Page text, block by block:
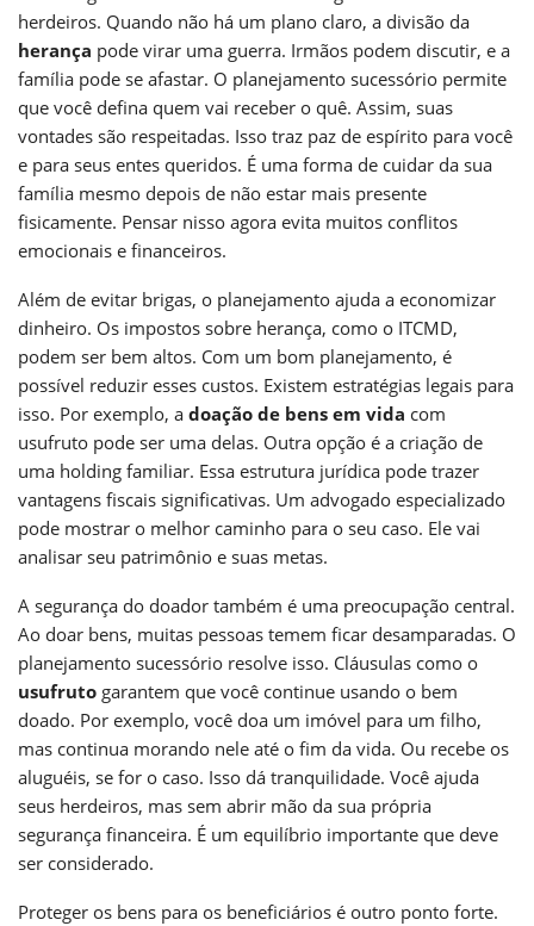
herdeiros. Quando não há um plano claro, a divisão da
herança pode virar uma guerra. Irmãos podem discutir, e a
família pode se afastar. O planejamento sucessório permite
que você defina quem vai receber o quê. Assim, suas
vontades são respeitadas. Isso traz paz de espírito para você
e para seus entes queridos. É uma forma de cuidar da sua
família mesmo depois de não estar mais presente
fisicamente. Pensar nisso agora evita muitos conflitos
emocionais e financeiros.
Além de evitar brigas, o planejamento ajuda a economizar
dinheiro. Os impostos sobre herança, como o ITCMD,
podem ser bem altos. Com um bom planejamento, é
possível reduzir esses custos. Existem estratégias legais para
isso. Por exemplo, a doação de bens em vida com
usufruto pode ser uma delas. Outra opção é a criação de
uma holding familiar. Essa estrutura jurídica pode trazer
vantagens fiscais significativas. Um advogado especializado
pode mostrar o melhor caminho para o seu caso. Ele vai
analisar seu patrimônio e suas metas.
A segurança do doador também é uma preocupação central.
Ao doar bens, muitas pessoas temem ficar desamparadas. O
planejamento sucessório resolve isso. Cláusulas como o
usufruto garantem que você continue usando o bem
doado. Por exemplo, você doa um imóvel para um filho,
mas continua morando nele até o fim da vida. Ou recebe os
aluguéis, se for o caso. Isso dá tranquilidade. Você ajuda
seus herdeiros, mas sem abrir mão da sua própria
segurança financeira. É um equilíbrio importante que deve
ser considerado.
Proteger os bens para os beneficiários é outro ponto forte.